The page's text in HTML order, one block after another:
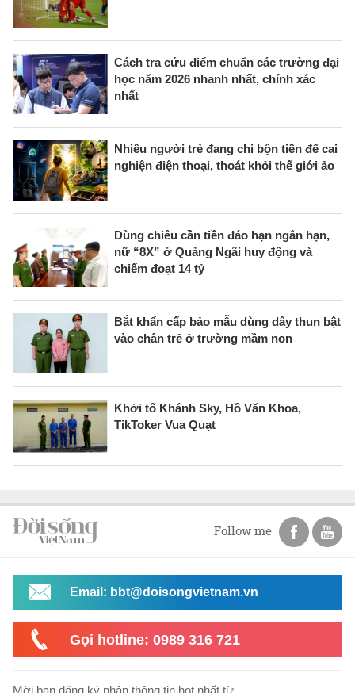
Cách tra cứu điểm chuẩn các trường đại
học năm 2026 nhanh nhất, chính xác
nhất
Nhiều người trẻ đang chi bộn tiền để cai
nghiện điện thoại, thoát khỏi thế giới ảo
Dùng chiêu cần tiền đáo hạn ngân hạn,
nữ “8X” ở Quảng Ngãi huy động và
chiếm đoạt 14 tỷ
Bắt khẩn cấp bảo mẫu dùng dây thun bật
vào chân trẻ ở trường mầm non
Khởi tố Khánh Sky, Hồ Văn Khoa,
TikToker Vua Quạt
Follow me
Email: bbt@doisongvietnam.vn
Gọi hotline: 0989 316 721
Mời bạn đăng ký nhận thông tin hot nhất từ